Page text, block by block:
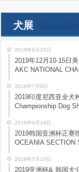
犬展
2019年9月23日
2019年12月10-15日
AKC NATIONAL
2019年7月8日
2019印度尼西亚全犬
Championship Dog
2019年6月16日
2019韩国亚洲杯正赛
OCEANIA SECTION
2019年5月10日
2019亚洲杯& 韩国犬